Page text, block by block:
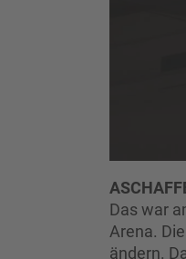
Das war
Arena.
ändern.